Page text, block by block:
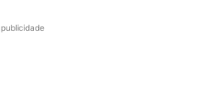
publicidade